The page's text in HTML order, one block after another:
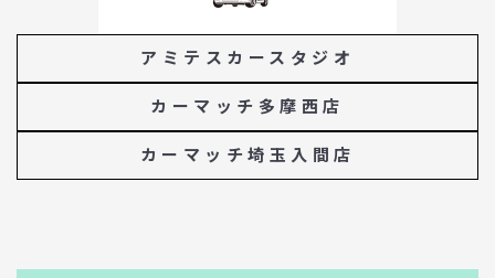
アミテスカースタジオ
カーマッチ多摩西店
カーマッチ埼玉入間店